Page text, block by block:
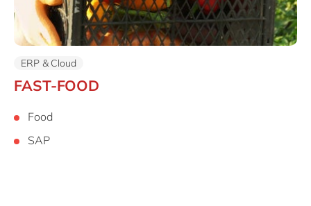
ERP & Cloud
FAST-FOOD
Food
SAP